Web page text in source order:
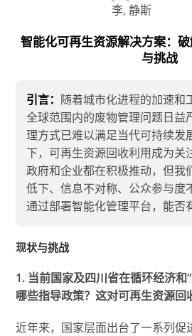
李, 静斯
智能化可再生资源解决方案：
与挑战
引言： 随着城市化进程的加速和
全球范围内的废物管理问题日益
理方式已难以满足当代可持续发
下，可再生资源回收利用成为关
政府和企业都在积极推动，但我
低下、信息不对称、公众参与度
通过部署智能化管理平台，能否
现状与挑战
1. 当前国家及四川省在循环经济和
哪些指导政策？这对可再生资源回
近年来，国家层面出台了一系列促